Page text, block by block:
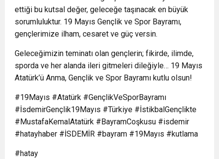
ettiği bu kutsal değer, geleceğe taşınacak en büyük
sorumluluktur. 19 Mayıs Gençlik ve Spor Bayramı,
gençlerimize ilham, cesaret ve güç versin.
Geleceğimizin teminatı olan gençlerin; fikirde, ilimde,
sporda ve her alanda ileri gitmeleri dileğiyle… 19 Mayıs
Atatürk’ü Anma, Gençlik ve Spor Bayramı kutlu olsun!
#19Mayıs #Atatürk #GençlikVeSporBayramı
#İsdemirGençlik19Mayıs #Türkiye #İstikbalGençlikte
#MustafaKemalAtatürk #BayramCoşkusu #isdemir
#hatayhaber #İSDEMİR #bayram #19Mayıs #kutlama
#hatay